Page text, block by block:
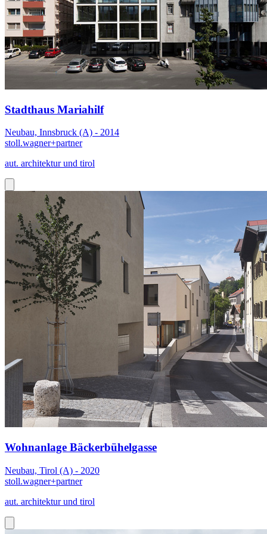
Stadthaus Mariahilf
Neubau, Innsbruck (A) - 2014
stoll.wagner+partner
aut. architektur und tirol
Wohnanlage Bäckerbühelgasse
Neubau, Tirol (A) - 2020
stoll.wagner+partner
aut. architektur und tirol